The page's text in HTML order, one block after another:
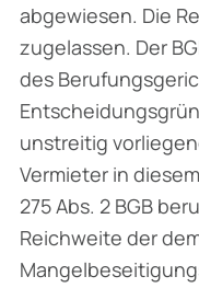
abgewiesen. Die
zugelassen. Der
des
unstreitig
Vermieter in
275 Abs. 2 BGB
Reichweite der